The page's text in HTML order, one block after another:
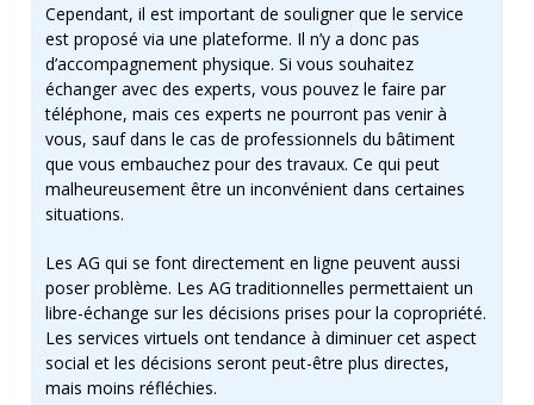
Cependant, il est important de souligner que le service
est proposé via une plateforme. Il n’y a donc pas
d’accompagnement physique. Si vous souhaitez
échanger avec des experts, vous pouvez le faire par
téléphone, mais ces experts ne pourront pas venir à
vous, sauf dans le cas de professionnels du bâtiment
que vous embauchez pour des travaux. Ce qui peut
malheureusement être un inconvénient dans certaines
situations.
Les AG qui se font directement en ligne peuvent aussi
poser problème. Les AG traditionnelles permettaient un
libre-échange sur les décisions prises pour la copropriété.
Les services virtuels ont tendance à diminuer cet aspect
social et les décisions seront peut-être plus directes,
mais moins réfléchies.